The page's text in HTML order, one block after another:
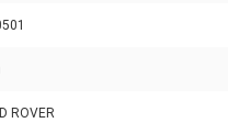
ROVER